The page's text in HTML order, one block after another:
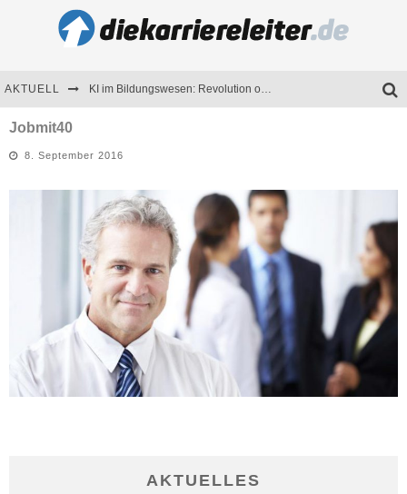
AKTUELL KI im Bildungswesen: Revolution oder Risiko für Schulen und Universitäten?
Mitarbeitenden-Schulungen erfolgreich planen – Ratgeber für Unternehmen
Jobmit40
8. September 2016
AKTUELLES